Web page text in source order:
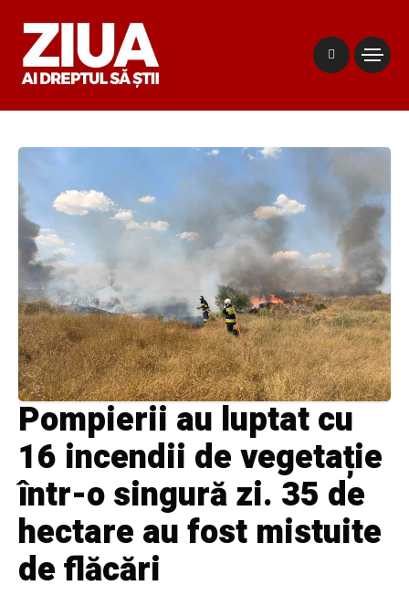
Pompierii au luptat cu
16 incendii de vegetație
într-o singură zi. 35 de
hectare au fost mistuite
de flăcări